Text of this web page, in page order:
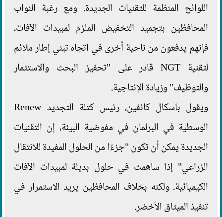
اللوائح المنظمة للتقنيات الجديدة. ومع رغبة النواب
المحافظين بتجميد التخفيض الملزم لمبيدات الآفات،
فإنهم يدفعون من ناحية أخرى في اتجاه تبني إطار ملائم
لتقنية NGT قادر على "تحفيز البحث والاستثمار
والتوظيف" وزيادة الإنتاجية.
ويقول باسكال كانفين، رئيس كتلة التجديد Renew
الوسطية في البرلمان في مفوضية البيئة، إن التقنيات
الجديدة يمكن أن تكون "جزءًا من الحلول المفيدة للانتقال
الزراعي" إذا ساهمت في حلول بديلة لمبيدات الآفات
الكيميائية. ولكنه بخلاف المحافظين يريد الاستمرار في
تنفيذ الميثاق الأخضر.